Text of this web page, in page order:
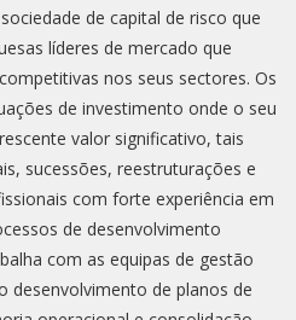
de capital de risco que
líderes de mercado que
nos seus sectores. Os
de investimento onde o seu
valor significativo, tais
sucessões, reestruturações e
com forte experiência em
de desenvolvimento
com as equipas de gestão
desenvolvimento de planos de